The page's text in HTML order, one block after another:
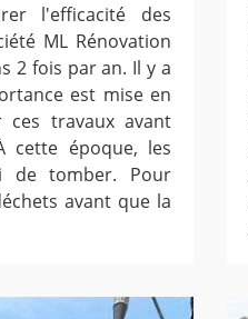
l'efficacité des
ML Rénovation
2 fois par an. Il y a
est mise en
travaux avant
cette époque, les
de tomber. Pour
avant que la